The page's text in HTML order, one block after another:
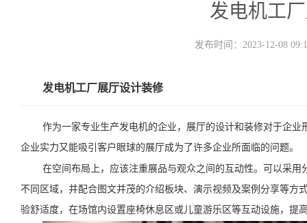
发电机工
发布时间：2023-12-08
发电机工厂展厅设计装修
作为一家专业生产发电机的企业，展厅的设计和装修对于企
企业实力又能吸引客户眼球的展厅成为了许多企业所面临的问题。
在空间布局上，应该注重展品与观众之间的互动性。可以采
不同区域，并配合图文并茂的介绍板块、演示视频及案例分享等
验舒适度，在场馆内设置座椅休息区或儿童游乐区等互动设施，提